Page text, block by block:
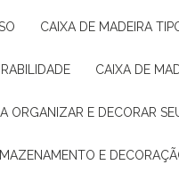
CAIXA DE MADEIRA
CAIXA DE
ORGANIZAR E DECORAR
E